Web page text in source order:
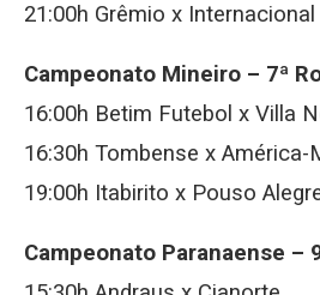
21:00h Grêmio x Internacional
Campeonato Mineiro – 7ª
16:00h Betim Futebol x Villa
16:30h Tombense x América-
19:00h Itabirito x Pouso
Campeonato Paranaense –